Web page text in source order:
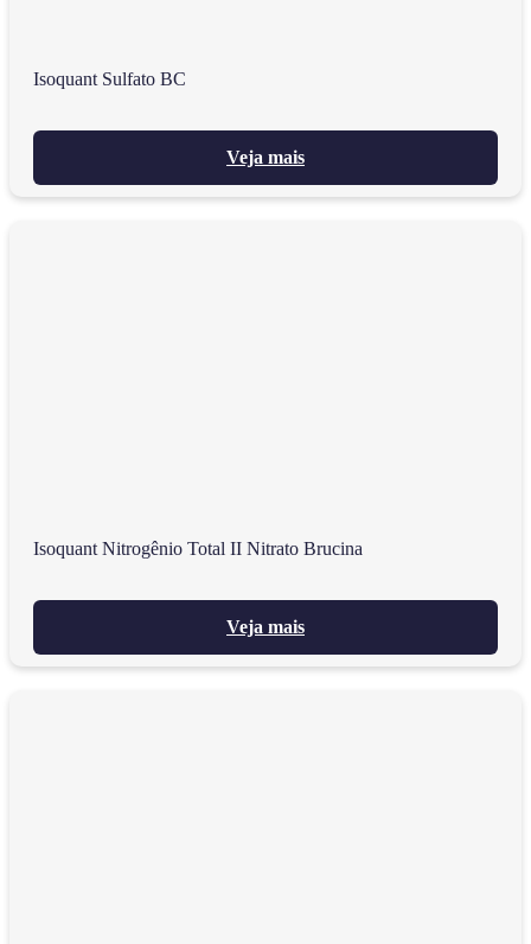
Isoquant Sulfato BC
Veja mais
Isoquant Nitrogênio Total II Nitrato Brucina
Veja mais